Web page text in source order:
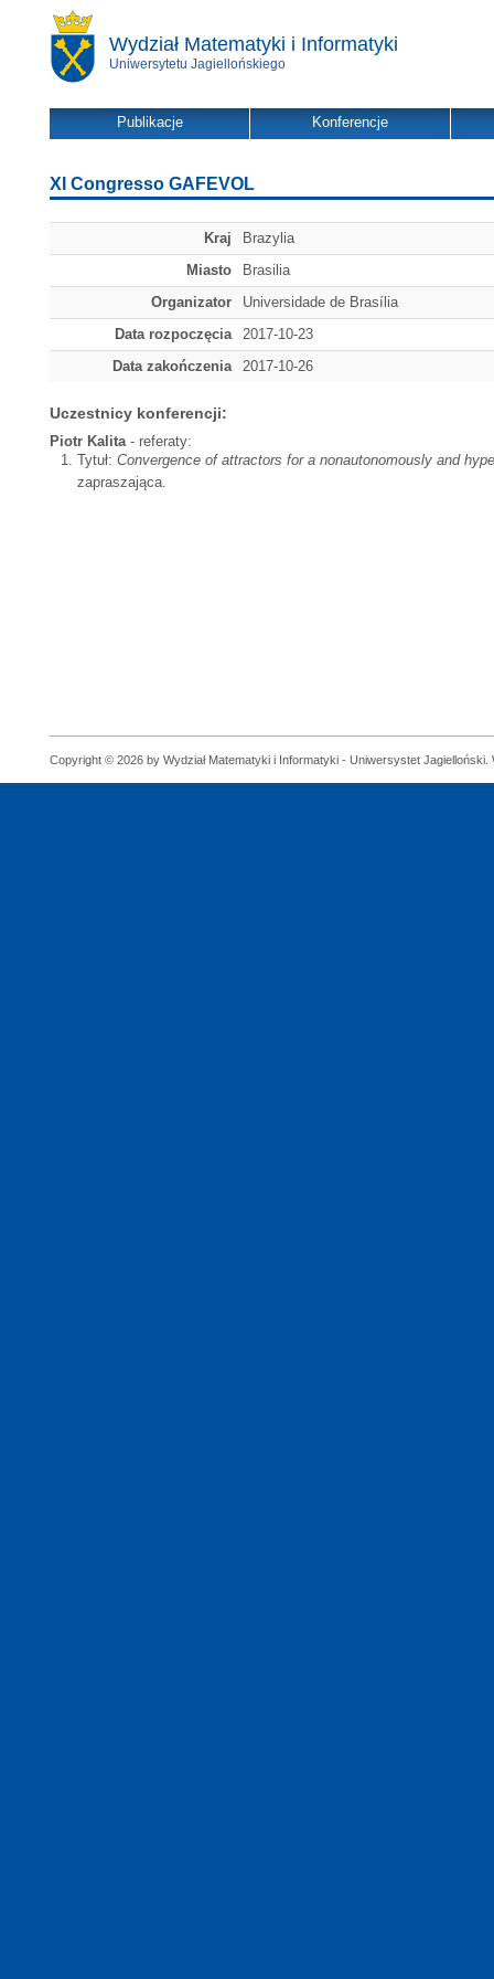
Wydział Matematyki i Informatyki
Uniwersytetu Jagiellońskiego
Publikacje Konferencje
XI Congresso GAFEVOL
Kraj
Brazylia
Miasto
Brasilia
Organizator
Universidade de Brasília
Data rozpoczęcia
2017-10-23
Data zakończenia
2017-10-26
Uczestnicy konferencji:
Piotr Kalita- referaty:
Tytuł: Convergence of attractors for a nonautonomously and
zapraszająca.
Copyright © 2026 by Wydział Matematyki i Informatyki - Uniwersystet